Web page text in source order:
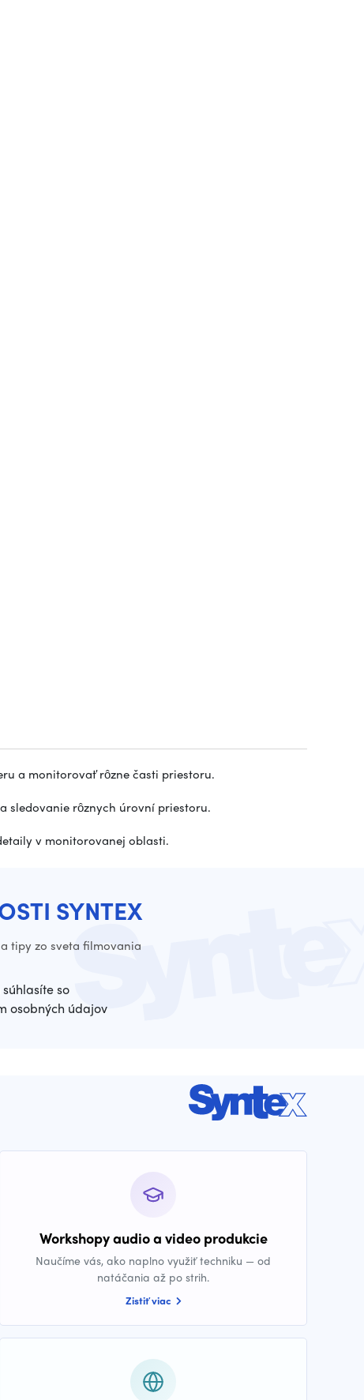
a monitorovať rôzne časti priestoru.
sledovanie rôznych úrovní priestoru.
v monitorovanej oblasti.
SYNTEX
tipy zo sveta filmovania
so
osobných údajov
Workshopy audio a video produkcie
Naučíme vás, ako naplno využiť techniku — od
natáčania až po strih.
Zistiť viac